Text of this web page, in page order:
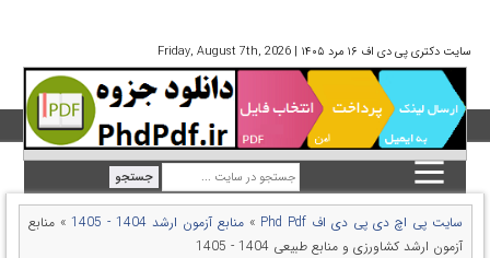
سایت دکتری پی دی اف ۱۶ مرد ۱۴۰۵ | Friday, August 7th, 2026
سایت پی اچ دی پی دی اف Phd Pdf » منابع آزمون ارشد 1404 - 1405 »منابع
آزمون ارشد کشاورزی و منابع طبیعی 1404 - 1405